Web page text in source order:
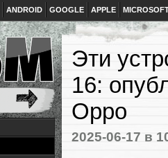
ANDROID GOOGLE APPLE
Эти
16:
Oppo
2025-06-17 в